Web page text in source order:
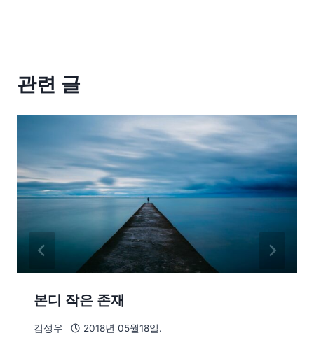
관련 글
본디 작은 존재
김성우 2018년 05월18일.